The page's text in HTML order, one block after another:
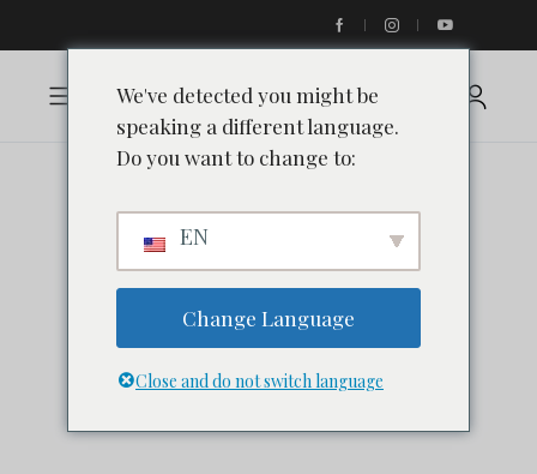
We've detected you might be
speaking a different language.
Do you want to change to:
EN
Change Language
Close and do not switch language